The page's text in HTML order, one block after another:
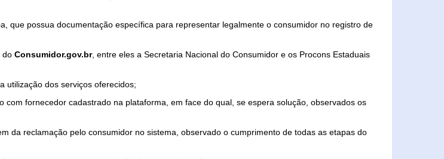
que possua documentação específica para representar legalmente o consumidor no registro de
do Consumidor.gov.br, entre eles a Secretaria Nacional do Consumidor e os Procons Estaduais
utilização dos serviços oferecidos;
fornecedor cadastrado na plataforma, em face do qual, se espera solução, observados os
da reclamação pelo consumidor no sistema, observado o cumprimento de todas as etapas do